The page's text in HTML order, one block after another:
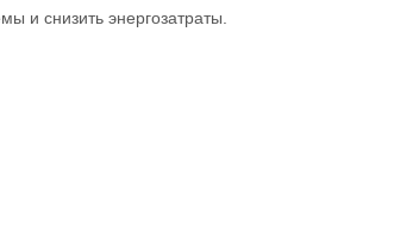
и снизить энергозатраты.